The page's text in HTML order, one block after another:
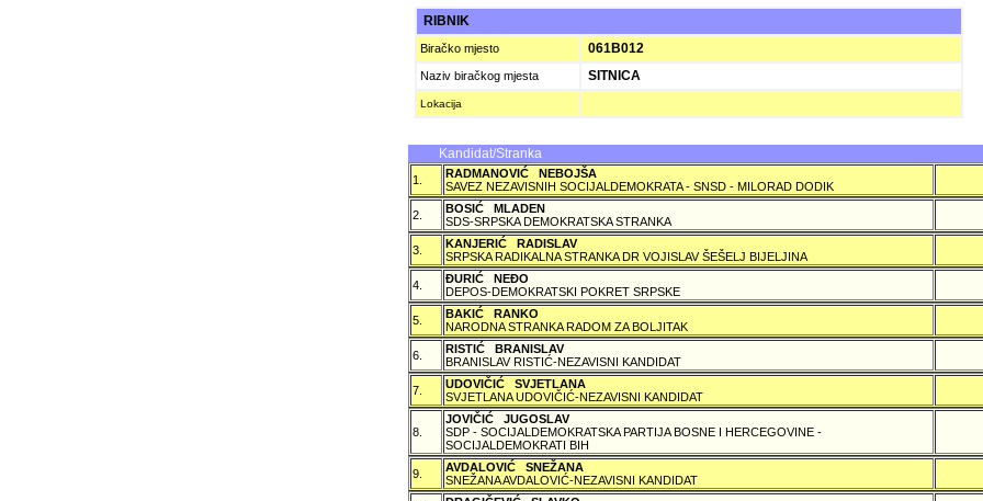
RIBNIK
Biračko mjesto 061B012
Naziv biračkog mjesta SITNICA
Lokacija
Kandidat/Stranka
1.
RADMANOVIĆ NEBOJŠA
SAVEZ NEZAVISNIH SOCIJALDEMOKRATA - SNSD - MILORAD DODIK
2.
BOSIĆ MLADEN
SDS-SRPSKA DEMOKRATSKA STRANKA
3.
KANJERIĆ RADISLAV
SRPSKA RADIKALNA STRANKA DR VOJISLAV ŠEŠELJ BIJELJINA
4.
ÐURIĆ NEÐO
DEPOS-DEMOKRATSKI POKRET SRPSKE
5.
BAKIĆ RANKO
NARODNA STRANKA RADOM ZA BOLJITAK
6.
RISTIĆ BRANISLAV
BRANISLAV RISTIĆ-NEZAVISNI KANDIDAT
7.
UDOVIČIĆ SVJETLANA
SVJETLANA UDOVIČIĆ-NEZAVISNI KANDIDAT
8.
JOVIČIĆ JUGOSLAV
SDP - SOCIJALDEMOKRATSKA PARTIJA BOSNE I HERCEGOVINE -
SOCIJALDEMOKRATI BIH
9.
AVDALOVIĆ SNEŽANA
SNEŽANA AVDALOVIĆ-NEZAVISNI KANDIDAT